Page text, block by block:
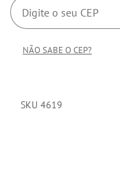
NÃO SABE O CEP?
SKU 4619